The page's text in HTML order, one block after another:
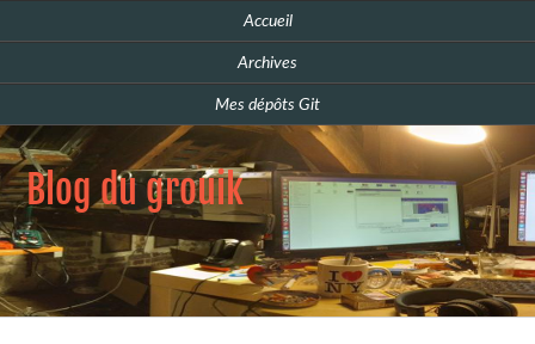
Accueil
Archives
Mes dépôts Git
Blog du grouik